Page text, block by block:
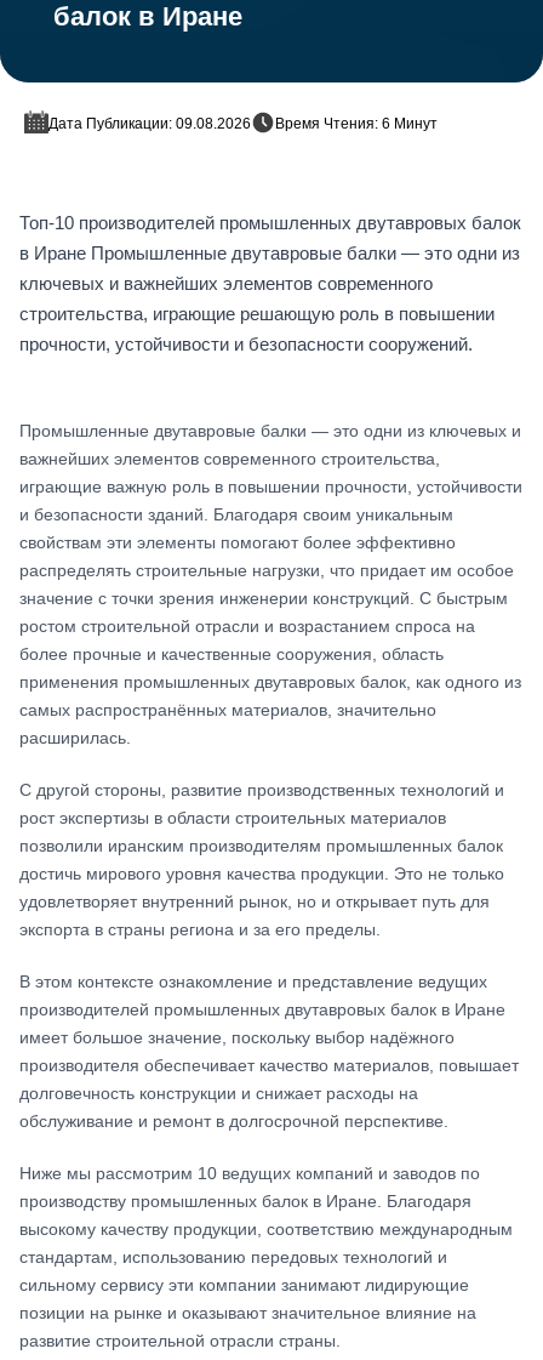
балок в Иране
Дата Публикации: 09.08.2026 Время Чтения: 6 Минут
Топ-10 производителей промышленных двутавровых балок
в Иране Промышленные двутавровые балки — это одни из
ключевых и важнейших элементов современного
строительства, играющие решающую роль в повышении
прочности, устойчивости и безопасности сооружений.
Промышленные двутавровые балки — это одни из ключевых и
важнейших элементов современного строительства,
играющие важную роль в повышении прочности, устойчивости
и безопасности зданий. Благодаря своим уникальным
свойствам эти элементы помогают более эффективно
распределять строительные нагрузки, что придает им особое
значение с точки зрения инженерии конструкций. С быстрым
ростом строительной отрасли и возрастанием спроса на
более прочные и качественные сооружения, область
применения промышленных двутавровых балок, как одного из
самых распространённых материалов, значительно
расширилась.
С другой стороны, развитие производственных технологий и
рост экспертизы в области строительных материалов
позволили иранским производителям промышленных балок
достичь мирового уровня качества продукции. Это не только
удовлетворяет внутренний рынок, но и открывает путь для
экспорта в страны региона и за его пределы.
В этом контексте ознакомление и представление ведущих
производителей промышленных двутавровых балок в Иране
имеет большое значение, поскольку выбор надёжного
производителя обеспечивает качество материалов, повышает
долговечность конструкции и снижает расходы на
обслуживание и ремонт в долгосрочной перспективе.
Ниже мы рассмотрим 10 ведущих компаний и заводов по
производству промышленных балок в Иране. Благодаря
высокому качеству продукции, соответствию международным
стандартам, использованию передовых технологий и
сильному сервису эти компании занимают лидирующие
позиции на рынке и оказывают значительное влияние на
развитие строительной отрасли страны.